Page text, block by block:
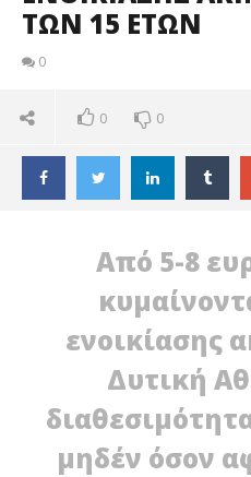
ΤΩΝ 15 ΕΤΩΝ
0
0 0
Από 5-8
ενοικίασης
Δυτική
μηδέν όσον